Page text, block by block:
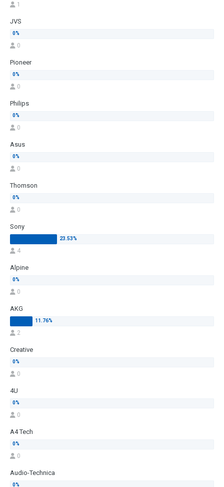
1
JVS
0
Pioneer
0
Philips
0
Asus
0
Thomson
0
Sony
4
Alpine
0
AKG
2
Creative
0
4U
0
A4 Tech
0
Audio-Technica